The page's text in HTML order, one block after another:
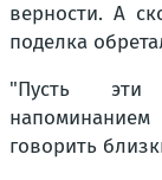
верности. А
поделка
"Пусть эти
говорить